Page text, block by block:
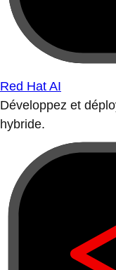
Red Hat AI
Développez et
hybride.